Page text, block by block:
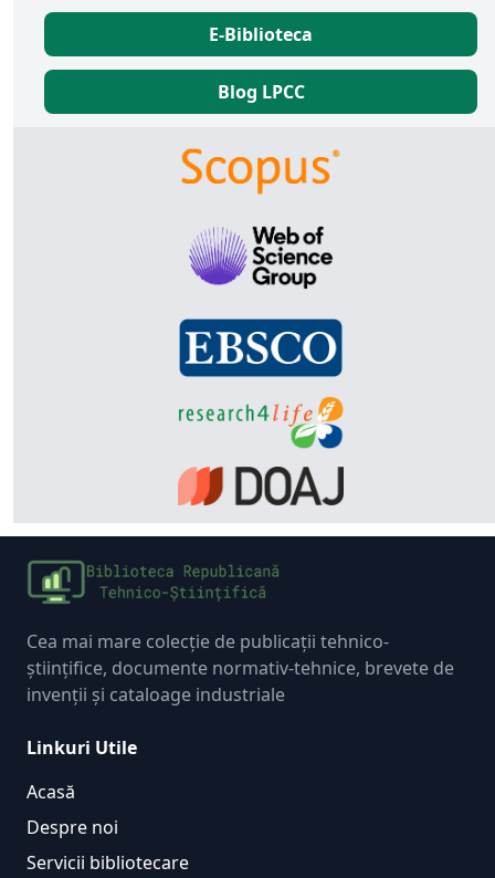
E-Biblioteca
Blog LPCC
Cea mai mare colecție de publicații tehnico-
științifice, documente normativ-tehnice, brevete de
invenții și cataloage industriale
Linkuri Utile
Acasă
Despre noi
Servicii bibliotecare